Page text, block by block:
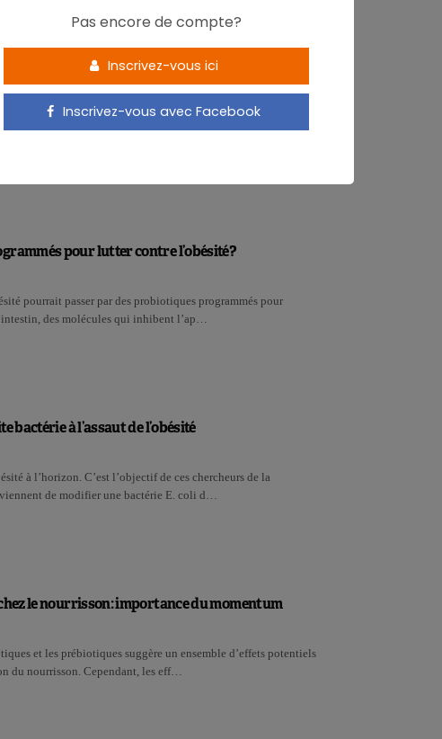
poire, un fort potentiel probiotique?
l’Université de Massachussetts, les antioxydants de la poire,
pourraient réguler l’activité…
pour lutter contre l’obésité?
pourrait passer par des probiotiques programmés pour
des molécules qui inhibent l’ap…
bactérie à l’assaut de l’obésité
à l’horizon. C’est l’objectif de ces chercheurs de la
de modifier une bactérie E. coli d…
le nourrisson: importance du momentum
et les prébiotiques suggère un ensemble d’effets potentiels
du nourrisson. Cependant, les eff…
Pas encore de compte?
Inscrivez-vous ici
Inscrivez-vous avec Facebook